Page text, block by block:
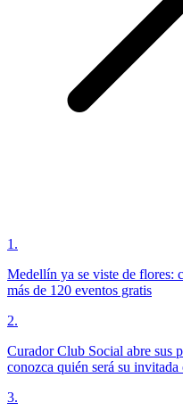
1 .
Medellín ya se viste de flores:
más de 120 eventos gratis
2.
Curador Club Social abre sus
conozca quién será su invitada
3.